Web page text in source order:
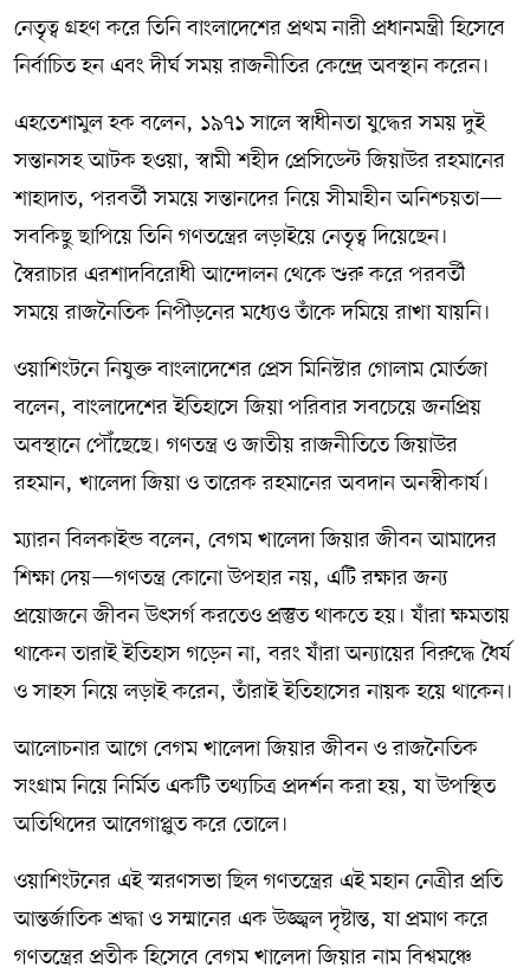
নেতৃত্ব গ্রহণ করে তিনি বাংলাদেশের প্রথম নারী প্রধানমন্ত্রী হিসেবে
নির্বাচিত হন এবং দীর্ঘ সময় রাজনীতির কেন্দ্রে অবস্থান করেন।
এহতেশামুল হক বলেন, ১৯৭১ সালে স্বাধীনতা যুদ্ধের সময় দুই
সন্তানসহ আটক হওয়া, স্বামী শহীদ প্রেসিডেন্ট জিয়াউর রহমানের
শাহাদাত, পরবর্তী সময়ে সন্তানদের নিয়ে সীমাহীন অনিশ্চয়তা—
সবকিছু ছাপিয়ে তিনি গণতন্ত্রের লড়াইয়ে নেতৃত্ব দিয়েছেন।
স্বৈরাচার এরশাদবিরোধী আন্দোলন থেকে শুরু করে পরবর্তী
সময়ে রাজনৈতিক নিপীড়নের মধ্যেও তাঁকে দমিয়ে রাখা যায়নি।
ওয়াশিংটনে নিযুক্ত বাংলাদেশের প্রেস মিনিস্টার গোলাম মোর্তজা
বলেন, বাংলাদেশের ইতিহাসে জিয়া পরিবার সবচেয়ে জনপ্রিয়
অবস্থানে পৌঁছেছে। গণতন্ত্র ও জাতীয় রাজনীতিতে জিয়াউর
রহমান, খালেদা জিয়া ও তারেক রহমানের অবদান অনস্বীকার্য।
ম‍্যারন বিলকাইন্ড বলেন, বেগম খালেদা জিয়ার জীবন আমাদের
শিক্ষা দেয়—গণতন্ত্র কোনো উপহার নয়, এটি রক্ষার জন্য
প্রয়োজনে জীবন উৎসর্গ করতেও প্রস্তুত থাকতে হয়। যাঁরা ক্ষমতায়
থাকেন তারাই ইতিহাস গড়েন না, বরং যাঁরা অন্যায়ের বিরুদ্ধে ধৈর্য
ও সাহস নিয়ে লড়াই করেন, তাঁরাই ইতিহাসের নায়ক হয়ে থাকেন।
আলোচনার আগে বেগম খালেদা জিয়ার জীবন ও রাজনৈতিক
সংগ্রাম নিয়ে নির্মিত একটি তথ্যচিত্র প্রদর্শন করা হয়, যা উপস্থিত
অতিথিদের আবেগাপ্লুত করে তোলে।
ওয়াশিংটনের এই স্মরণসভা ছিল গণতন্ত্রের এই মহান নেত্রীর প্রতি
আন্তর্জাতিক শ্রদ্ধা ও সম্মানের এক উজ্জ্বল দৃষ্টান্ত, যা প্রমাণ করে
গণতন্ত্রের প্রতীক হিসেবে বেগম খালেদা জিয়ার নাম বিশ্বমঞ্চে